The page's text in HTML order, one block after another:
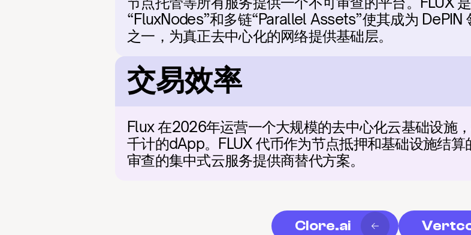
“FluxNodes”和多链“Parallel Assets”使其成为 DePIN
之一，为真正去中心化的网络提供基础层。
交易效率
Flux 在2026年运营一个大规模的去中心化云基础设施
千计的dApp。FLUX 代币作为节点抵押和基础设施结
审查的集中式云服务提供商替代方案。
Clore.ai